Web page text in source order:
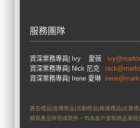
服務團隊
資深業務專員 | Ivy 愛薇
資深業務專員 | Nick 尼克
資深業務專員| Irene 愛琳
廣告禮品|宣傳贈品|活動贈品|推廣禮品|企業
網頁產品除現成款外，均為客戶客制商品需經